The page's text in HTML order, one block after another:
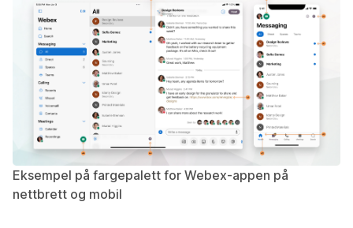
Eksempel på fargepalett for Webex-appen på
nettbrett og mobil